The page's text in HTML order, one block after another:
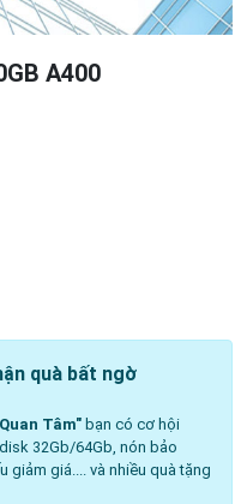
A400
quà bất ngờ
Tâm"bạn có cơ hội
32Gb/64Gb, nón bảo
giảm giá.... và nhiều quà tặng